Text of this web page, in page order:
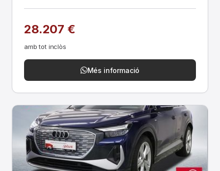
28.207 €
amb tot inclòs
Més informació